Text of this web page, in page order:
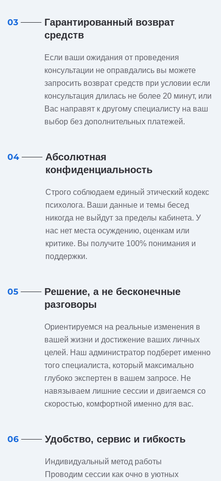
03
Гарантированный возврат
средств
Если ваши ожидания от проведения
консультации не оправдались вы можете
запросить возврат средств при условии если
консультация длилась не более 20 минут, или
Вас направят к другому специалисту на ваш
выбор без дополнительных платежей.
04
Абсолютная
конфиденциальность
Строго соблюдаем единый этический кодекс
психолога. Ваши данные и темы бесед
никогда не выйдут за пределы кабинета. У
нас нет места осуждению, оценкам или
критике. Вы получите 100% понимания и
поддержки.
05
Решение, а не бесконечные
разговоры
Ориентируемся на реальные изменения в
вашей жизни и достижение ваших личных
целей. Наш администратор подберет именно
того специалиста, который максимально
глубоко экспертен в вашем запросе. Не
навязываем лишние сессии и двигаемся со
скоростью, комфортной именно для вас.
06 Удобство, сервис и гибкость
Индивидуальный метод работы
Проводим сессии как очно в уютных